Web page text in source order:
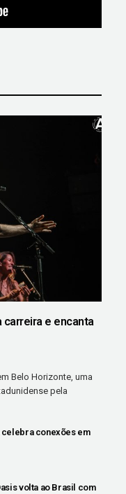
e encanta
Belo Horizonte, uma
pela
celebra conexões em
volta ao Brasil com